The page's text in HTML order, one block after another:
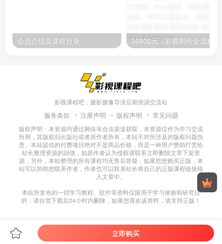
会员介绍及课程目录
影视课程吧，摄影摄像导演后期资源交流站
服务条款 注册声明 版权声明 常见问题
版权声明：本资源均通过网络等合法渠道获取，本资源仅作为学习交流
所用，其版权归出版社或者原作者所有，本站不对所涉及的版权问题负
责。本站提供的付费项目绝对不是商品价格，而是一种用户赞助打赏给
站长整理资源的回馈，如原作者认为侵权请联系立即删除文章下架资
源，另外，本站整理的所有课程均无售后答疑，如果您想购买正版，本
站可以协助您联系作者，作者也可以联系站长将自己的正版课程链接植
入文章中。
本站所发布的一切学习教程、软件等资料仅限用于学习体验和研究目
的；请自觉下载后24小时内删除，如果您喜欢该资料，请支持正版！
立即购买